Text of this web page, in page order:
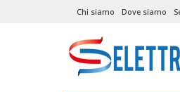
Chi siamo Dove siamo